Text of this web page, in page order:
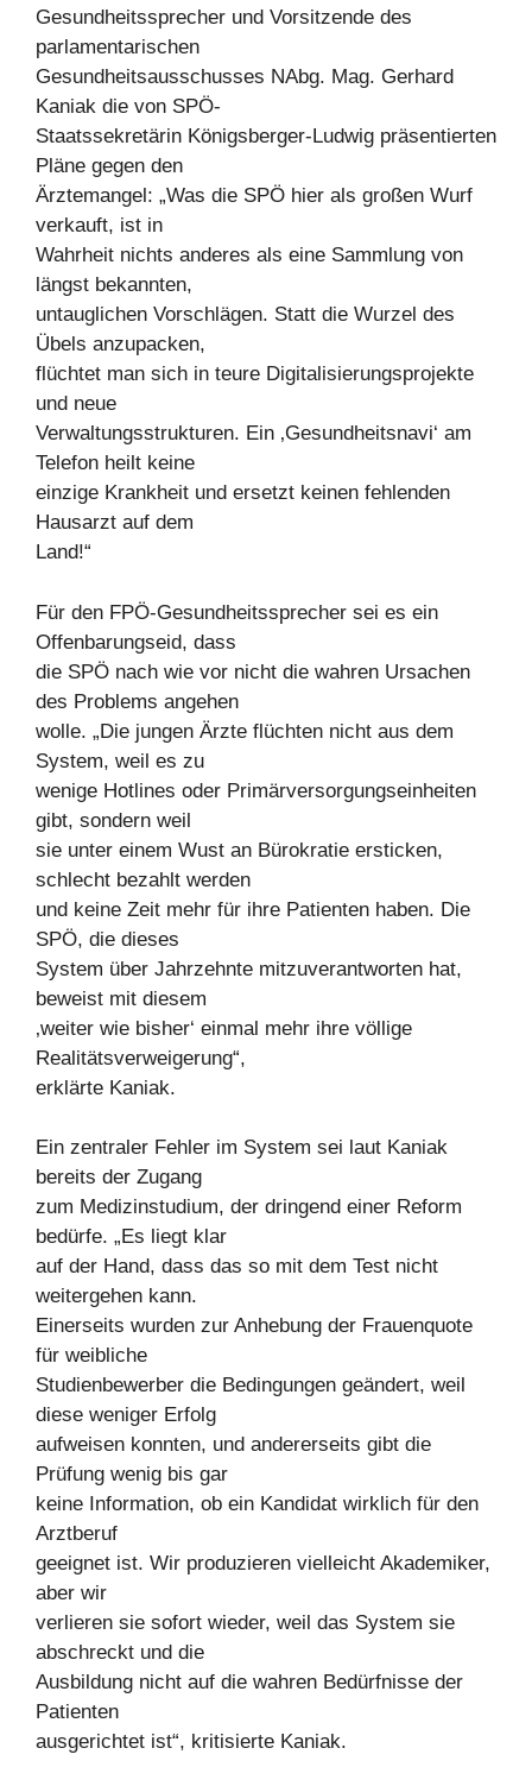
Gesundheitssprecher und Vorsitzende des
parlamentarischen
Gesundheitsausschusses NAbg. Mag. Gerhard
Kaniak die von SPÖ-
Staatssekretärin Königsberger-Ludwig präsentierten
Pläne gegen den
Ärztemangel: „Was die SPÖ hier als großen Wurf
verkauft, ist in
Wahrheit nichts anderes als eine Sammlung von
längst bekannten,
untauglichen Vorschlägen. Statt die Wurzel des
Übels anzupacken,
flüchtet man sich in teure Digitalisierungsprojekte
und neue
Verwaltungsstrukturen. Ein ‚Gesundheitsnavi‘ am
Telefon heilt keine
einzige Krankheit und ersetzt keinen fehlenden
Hausarzt auf dem
Land!“
Für den FPÖ-Gesundheitssprecher sei es ein
Offenbarungseid, dass
die SPÖ nach wie vor nicht die wahren Ursachen
des Problems angehen
wolle. „Die jungen Ärzte flüchten nicht aus dem
System, weil es zu
wenige Hotlines oder Primärversorgungseinheiten
gibt, sondern weil
sie unter einem Wust an Bürokratie ersticken,
schlecht bezahlt werden
und keine Zeit mehr für ihre Patienten haben. Die
SPÖ, die dieses
System über Jahrzehnte mitzuverantworten hat,
beweist mit diesem
‚weiter wie bisher‘ einmal mehr ihre völlige
Realitätsverweigerung“,
erklärte Kaniak.
Ein zentraler Fehler im System sei laut Kaniak
bereits der Zugang
zum Medizinstudium, der dringend einer Reform
bedürfe. „Es liegt klar
auf der Hand, dass das so mit dem Test nicht
weitergehen kann.
Einerseits wurden zur Anhebung der Frauenquote
für weibliche
Studienbewerber die Bedingungen geändert, weil
diese weniger Erfolg
aufweisen konnten, und andererseits gibt die
Prüfung wenig bis gar
keine Information, ob ein Kandidat wirklich für den
Arztberuf
geeignet ist. Wir produzieren vielleicht Akademiker,
aber wir
verlieren sie sofort wieder, weil das System sie
abschreckt und die
Ausbildung nicht auf die wahren Bedürfnisse der
Patienten
ausgerichtet ist“, kritisierte Kaniak.